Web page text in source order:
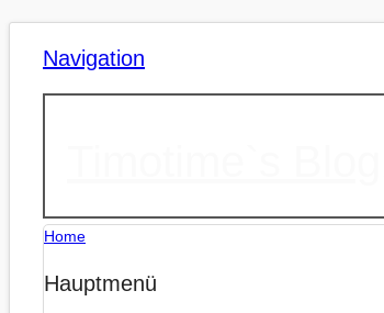
Navigation
Home
Hauptmenü